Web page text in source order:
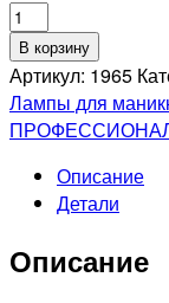
Количество
товара
RUNAIL
UV-
LED-
12Вт
В корзину
Артикул: 1965
Лампы для
Описание
Детали
Описание